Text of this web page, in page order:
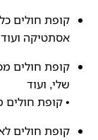
קופת חולים
אסתטיקה ועוד
קופת חולים
שלי, ועוד
• קופת
קופת חולים